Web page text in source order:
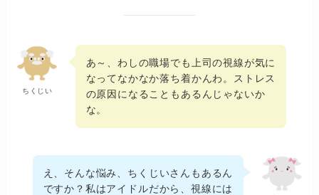
ちくじい
あ～、わしの職場でも上司の視線が気に
なってなかなか落ち着かんわ。ストレス
の原因になることもあるんじゃないか
な。
え、そんな悩み、ちくじいさんもあるん
ですか？私はアイドルだから、視線には